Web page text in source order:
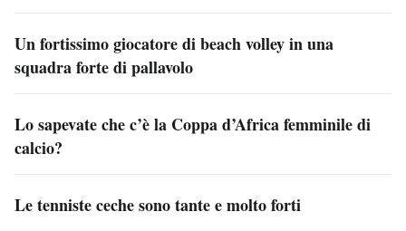
Un fortissimo giocatore di beach volley in una
squadra forte di pallavolo
Lo sapevate che c’è la Coppa d’Africa femminile di
calcio?
Le tenniste ceche sono tante e molto forti